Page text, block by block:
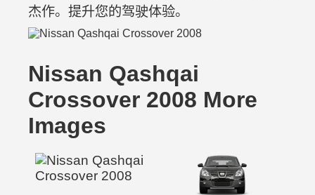
杰作。提升您的驾驶体验。
Nissan Qashqai
Crossover 2008 More
Images